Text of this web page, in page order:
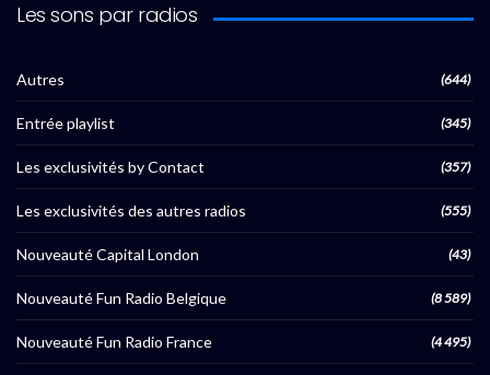
Les sons par radios
Autres (644)
Entrée playlist (345)
Les exclusivités by Contact (357)
Les exclusivités des autres radios (555)
Nouveauté Capital London (43)
Nouveauté Fun Radio Belgique (8 589)
Nouveauté Fun Radio France (4 495)